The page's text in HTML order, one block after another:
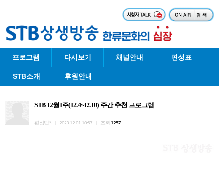
프로그램 다시보기 채널안내 편성표
STB소개 후원안내
STB 12월1주(12.4~12.10) 주간 추천 프로그램
편성팀3 2023.12.01 10:57 조회 1257